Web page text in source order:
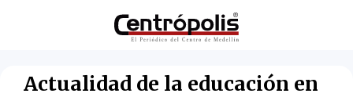
Actualidad de la educación en